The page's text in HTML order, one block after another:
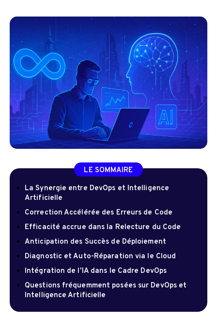
LE SOMMAIRE
La Synergie entre DevOps et Intelligence
Artificielle
Correction Accélérée des Erreurs de Code
Efficacité accrue dans la Relecture du Code
Anticipation des Succès de Déploiement
Diagnostic et Auto-Réparation via le Cloud
Intégration de l'IA dans le Cadre DevOps
Questions fréquemment posées sur DevOps et
Intelligence Artificielle